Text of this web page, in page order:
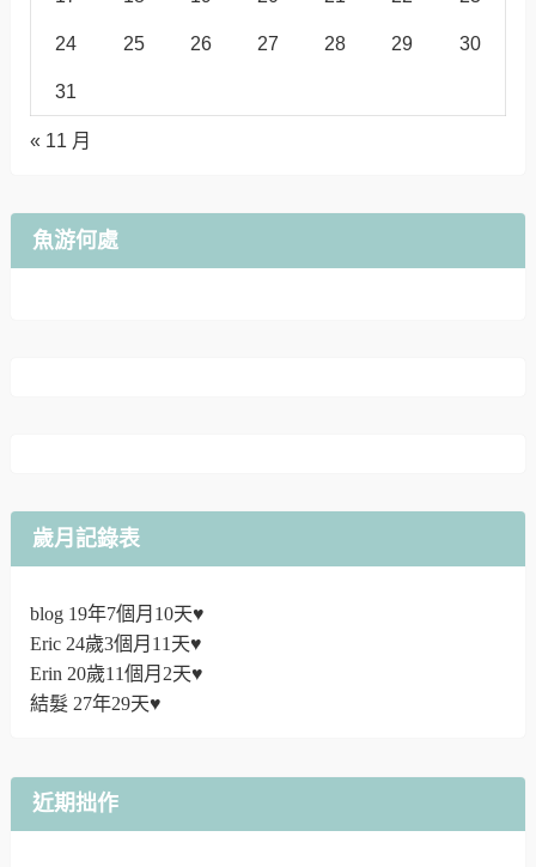
24 25 26 27 28 29 30
31
« 11 月
魚游何處
歲月記錄表
blog 19年7個月10天♥
Eric 24歲3個月11天♥
Erin 20歲11個月2天♥
結髮 27年29天♥
近期拙作